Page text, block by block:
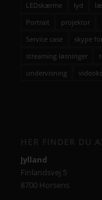
LEDskærme
lyd
Portrait
projektor
Service case
skype
streaming løsninger
undervisning
Jylland
Finlandsvej 5
8700 Horsens